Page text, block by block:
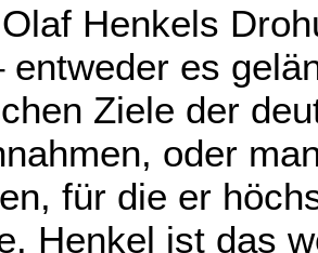
Henkels
entweder es
Ziele der
oder
für die er
Henkel ist das